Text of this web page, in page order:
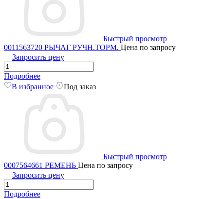
Быстрый просмотр
0011563720 РЫЧАГ РУЧН.ТОРМ. Цена по запросу
Запросить цену
Подробнее
В избранное
Под заказ
Быстрый просмотр
0007564661 РЕМЕНЬ Цена по запросу
Запросить цену
Подробнее